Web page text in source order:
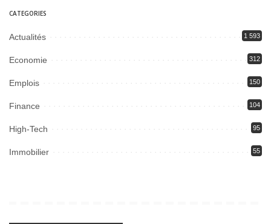
CATEGORIES
Actualités 1 593
Economie 312
Emplois 150
Finance 104
High-Tech 95
Immobilier 55